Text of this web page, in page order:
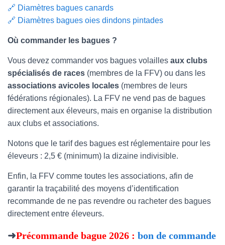
🔗 Diamètres bagues canards
🔗 Diamètres bagues oies dindons pintades
Où commander les bagues ?
Vous devez commander vos bagues volailles aux clubs
spécialisés de races (membres de la FFV) ou dans les
associations avicoles locales (membres de leurs
fédérations régionales). La FFV ne vend pas de bagues
directement aux éleveurs, mais en organise la distribution
aux clubs et associations.
Notons que le tarif des bagues est réglementaire pour les
éleveurs : 2,5 € (minimum) la dizaine indivisible.
Enfin, la FFV comme toutes les associations, afin de
garantir la traçabilité des moyens d’identification
recommande de ne pas revendre ou racheter des bagues
directement entre éleveurs.
➜Précommande bague 2026 : bon de commande